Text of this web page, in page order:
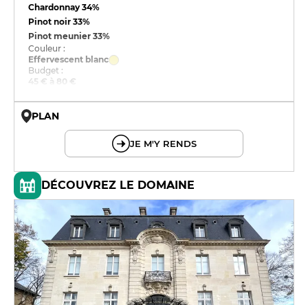
Chardonnay34%
Pinot noir33%
Pinot meunier33%
Couleur :
Effervescent blanc
Budget :
45 € à 80 €
PLAN
JE M'Y RENDS
DÉCOUVREZ LE DOMAINE